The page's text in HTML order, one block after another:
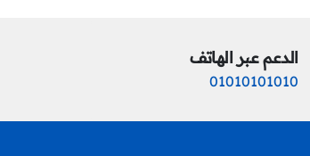
الدعم عبر الهاتف
01010101010